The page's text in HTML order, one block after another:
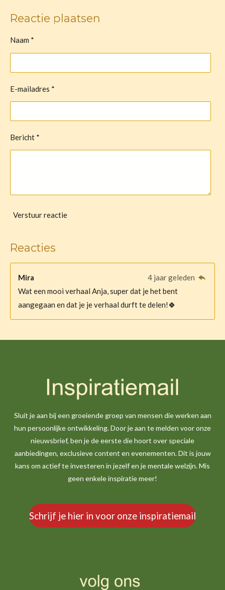
e
n
l
e
e
n
Reactie plaatsen
Naam *
E-mailadres *
Bericht *
Verstuur reactie
Reacties
Mira
4 jaar geleden
Wat een mooi verhaal Anja, super dat je het bent
aangegaan en dat je je verhaal durft te delen!🍀
Sluit je aan bij een groeiende groep van mensen die werken aan
hun persoonlijke ontwikkeling. Door je aan te melden voor onze
nieuwsbrief, ben je de eerste die hoort over speciale
aanbiedingen, exclusieve content en evenementen. Dit is jouw
kans om actief te investeren in jezelf en je mentale welzijn. Mis
geen enkele inspiratie meer!
Schrijf je hier in voor onze inspiratiemail